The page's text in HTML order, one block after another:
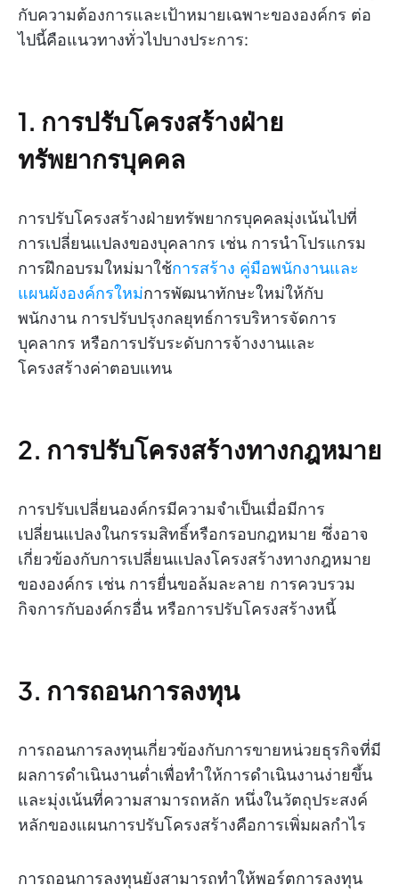
กับความต้องการและเป้าหมายเฉพาะขององค์กร ต่อ
ไปนี้คือแนวทางทั่วไปบางประการ:
1. การปรับโครงสร้างฝ่าย
ทรัพยากรบุคคล
การปรับโครงสร้างฝ่ายทรัพยากรบุคคลมุ่งเน้นไปที่
การเปลี่ยนแปลงของบุคลากร เช่น การนำโปรแกรม
การฝึกอบรมใหม่มาใช้การสร้าง คู่มือพนักงานและ
แผนผังองค์กรใหม่การพัฒนาทักษะใหม่ให้กับ
พนักงาน การปรับปรุงกลยุทธ์การบริหารจัดการ
บุคลากร หรือการปรับระดับการจ้างงานและ
โครงสร้างค่าตอบแทน
2. การปรับโครงสร้างทางกฎหมาย
การปรับเปลี่ยนองค์กรมีความจำเป็นเมื่อมีการ
เปลี่ยนแปลงในกรรมสิทธิ์หรือกรอบกฎหมาย ซึ่งอาจ
เกี่ยวข้องกับการเปลี่ยนแปลงโครงสร้างทางกฎหมาย
ขององค์กร เช่น การยื่นขอล้มละลาย การควบรวม
กิจการกับองค์กรอื่น หรือการปรับโครงสร้างหนี้
3. การถอนการลงทุน
การถอนการลงทุนเกี่ยวข้องกับการขายหน่วยธุรกิจที่มี
ผลการดำเนินงานต่ำเพื่อทำให้การดำเนินงานง่ายขึ้น
และมุ่งเน้นที่ความสามารถหลัก หนึ่งในวัตถุประสงค์
หลักของแผนการปรับโครงสร้างคือการเพิ่มผลกำไร
การถอนการลงทุนยังสามารถทำให้พอร์ตการลงทุน